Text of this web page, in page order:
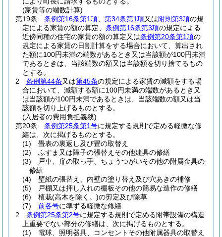
(家賃等の端数計算)
第19条
条例第16条第1項 第34条第1項又は附則第3項の規
定による家賃の額の算定、 条例第16条第3項の規定による
近傍同種の住宅の家賃の額の算定又は条例第20条第1項の
規定による家賃の日割計算をする場合において、算出され
た額に100円未満の端数があるとき又は当該額が100円未満
であるときは、当該端数の額又は当該額を切り捨てるもの
とする。
2
条例第44条又は第45条の規定による家賃の減額をする場
合において、減額する額に100円未満の端数があるとき又
は当該額が100円未満であるときは、当該端数の額又は当
該額を切り上げるものとする。
(入居者の費用負担義務)
第20条
条例第25条第1号に規定する規則で定める軽微な修
繕は、次に掲げるものとする。
(1)
畳表の裏返し及び畳の取替え
(2)
ふすま又は障子の張替えその他建具の修繕
(3)
戸車、扉の取っ手、ちょうつがいその他の附属金具の
修繕
(4)
壁紙の張替え、内壁の塗り替え及び穴あきの補修
(5)
戸棚又は押し入れの棚板その他の簡易な造作の修繕
(6)
植栽(高木を除く。)の剪定及び除草
(7)
前各号に準ずる軽微な修繕
2
条例第25条第2号に規定する規則で定める附帯設備の構造
上重要でない部分の修繕は、次に掲げるものとする。
(1)
電球、照明器具、コンセントその他附属器具の取替え